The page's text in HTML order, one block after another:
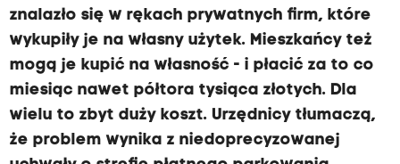
znalazło się w rękach prywatnych firm, które
wykupiły je na własny użytek. Mieszkańcy też
mogą je kupić na własność - i płacić za to co
miesiąc nawet półtora tysiąca złotych. Dla
wielu to zbyt duży koszt. Urzędnicy tłumaczą,
że problem wynika z niedoprecyzowanej